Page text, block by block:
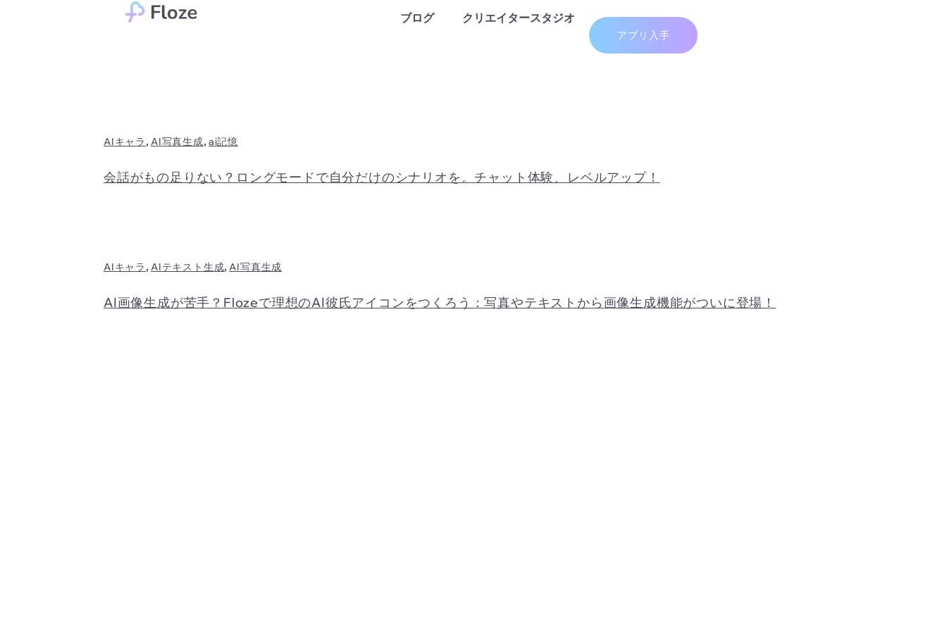
ブログ クリエイタースタジオ
アプリ入手
AIキャラ , AI写真生成, ai記憶
会話がもの足りない？ロングモードで自分だけのシナリオを。チャット体験、レベルアップ！
AIキャラ , AIテキスト生成, AI写真生成
AI画像生成が苦手？Flozeで理想のAI彼氏アイコンをつくろう：写真やテキストから画像生成機能がついに登場！